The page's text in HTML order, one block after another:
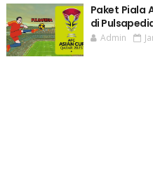
Paket Piala
di
Admin